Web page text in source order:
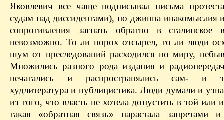
Яковлевич все чаще подписывал письма
судам над диссидентами), но джинна инакомыслия
сопротивления загнать обратно в сталинское
невозможно. То ли порох отсырел, то ли люди
шум от преследований расходился по миру,
Множились разного рода издания и
печатались и распространялись сам- и
худлитература и публицистика. Люди думали и
из того, что власть не хотела допустить в той или
такая «обратная связь» нарастала запретами